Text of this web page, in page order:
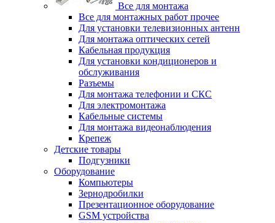
Все для монтажа
Все для монтажных работ прочее
Для установки телевизионных антенн
Для монтажа оптических сетей
Кабельная продукция
Для установки кондиционеров и
обслуживания
Разъемы
Для монтажа телефонии и СКС
Для электромонтажа
Кабельные системы
Для монтажа видеонаблюдения
Крепеж
Детские товары
Подгузники
Оборудование
Компьютеры
Зернодробилки
Презентационное оборудование
GSM устройства